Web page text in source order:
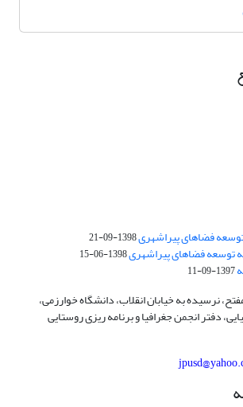
1398-09-21
توسعه فضاهای پیراشهری1398-06-15
1397-09-11
نرسیده به خیابان انقلاب، دانشگاه خوارزمی،
دفتر انجمن جغرافیا و برنامه ریزی روستایی